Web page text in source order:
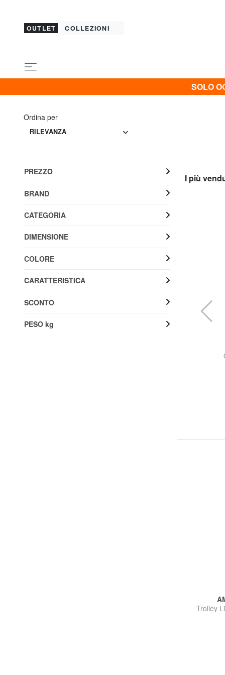
OUTLET COLLEZIONI
SOLO
Ordina per
RILEVANZA
I più
Trolley
PREZZO
BRAND
CATEGORIA
DIMENSIONE
COLORE
CARATTERISTICA
SCONTO
PESO kg